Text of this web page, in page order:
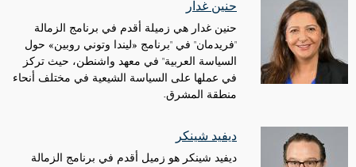
حنين غدار
حنين غدار هي زميلة أقدم في برنامج الزمالة
"فريدمان" في "برنامج «ليندا وتوني روبين» حول
السياسة العربية" في معهد واشنطن، حيث تركز
في عملها على السياسة الشيعية في مختلف أنحاء
منطقة المشرق.
ديفيد شينكر
ديفيد شينكر هو زميل أقدم في برنامج الزمالة